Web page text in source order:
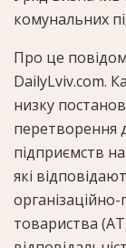
комунальних
Про це
DailyLviv.com.
низку
перетворення
підприємств на
які
товариства